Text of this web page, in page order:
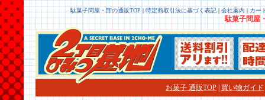
駄菓子問屋・卸の通販TOP | 特定商取引法に基づく表記 | 会社案内 | カー
駄菓子問屋
お菓子 通販TOP 買い物ガイド